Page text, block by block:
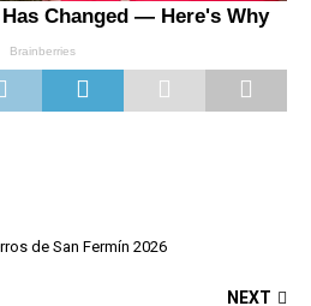
de San Fermín 2026
NEXT